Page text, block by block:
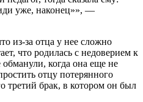
уже, наконец»», —
из-за отца у нее сложно
что родилась с недоверием к
когда она еще не
отцу потерянного
третий брак, в котором он был